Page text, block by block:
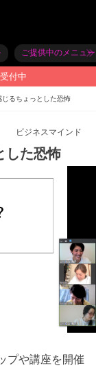
ご提供中のメニュー
付中
るちょっとした恐怖
ビジネスマインド
した恐怖
プや講座を開催